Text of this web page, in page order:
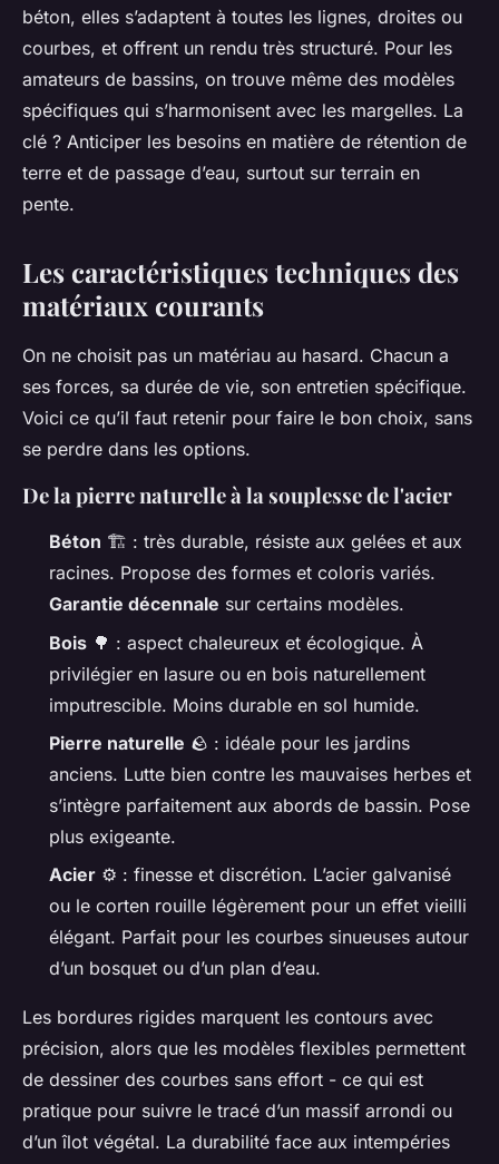
béton, elles s’adaptent à toutes les lignes, droites ou
courbes, et offrent un rendu très structuré. Pour les
amateurs de bassins, on trouve même des modèles
spécifiques qui s’harmonisent avec les margelles. La
clé ? Anticiper les besoins en matière de rétention de
terre et de passage d’eau, surtout sur terrain en
pente.
Les caractéristiques techniques des
matériaux courants
On ne choisit pas un matériau au hasard. Chacun a
ses forces, sa durée de vie, son entretien spécifique.
Voici ce qu’il faut retenir pour faire le bon choix, sans
se perdre dans les options.
De la pierre naturelle à la souplesse de l'acier
Béton 🏗️ : très durable, résiste aux gelées et aux
racines. Propose des formes et coloris variés.
Garantie décennale sur certains modèles.
Bois 🌳 : aspect chaleureux et écologique. À
privilégier en lasure ou en bois naturellement
imputrescible. Moins durable en sol humide.
Pierre naturelle 🪨 : idéale pour les jardins
anciens. Lutte bien contre les mauvaises herbes et
s’intègre parfaitement aux abords de bassin. Pose
plus exigeante.
Acier ⚙️ : finesse et discrétion. L’acier galvanisé
ou le corten rouille légèrement pour un effet vieilli
élégant. Parfait pour les courbes sinueuses autour
d’un bosquet ou d’un plan d’eau.
Les bordures rigides marquent les contours avec
précision, alors que les modèles flexibles permettent
de dessiner des courbes sans effort - ce qui est
pratique pour suivre le tracé d’un massif arrondi ou
d’un îlot végétal. La durabilité face aux intempéries